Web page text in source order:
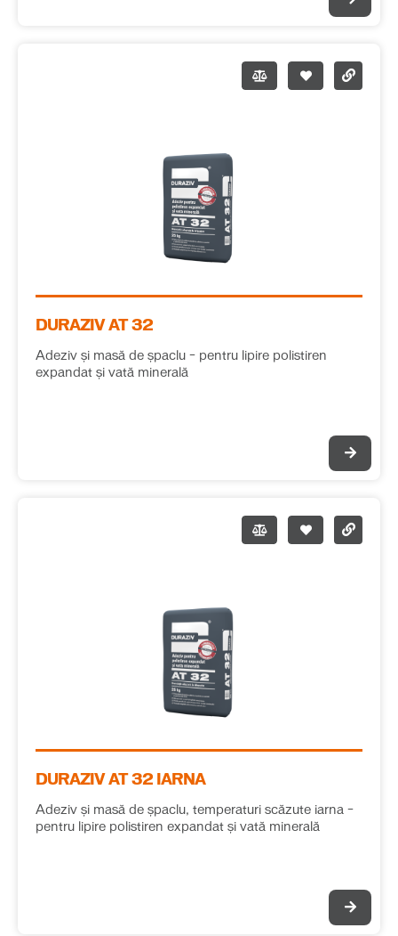
DURAZIV AT 32
Adeziv și masă de șpaclu – pentru lipire polistiren
expandat și vată minerală
DURAZIV AT 32 IARNA
Adeziv și masă de șpaclu, temperaturi scăzute iarna –
pentru lipire polistiren expandat și vată minerală